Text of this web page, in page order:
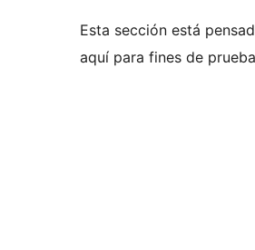
Esta sección está
aquí para fines de